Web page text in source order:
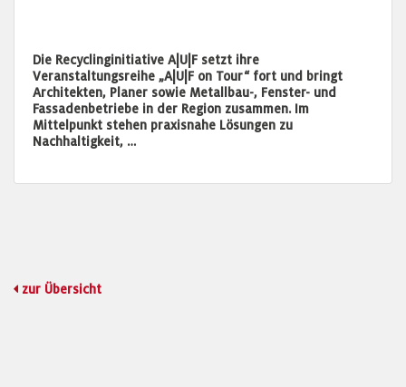
Die Recyclinginitiative A|U|F setzt ihre
Veranstaltungsreihe „A|U|F on Tour“ fort und bringt
Architekten, Planer sowie Metallbau-, Fenster- und
Fassadenbetriebe in der Region zusammen. Im
Mittelpunkt stehen praxisnahe Lösungen zu
Nachhaltigkeit, …
zur Übersicht